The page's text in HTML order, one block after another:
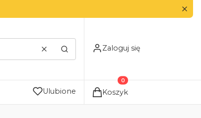
WyczyśćSzukaj
Zaloguj się
Ulubione
Produkty w koszyku: 0.
Koszyk